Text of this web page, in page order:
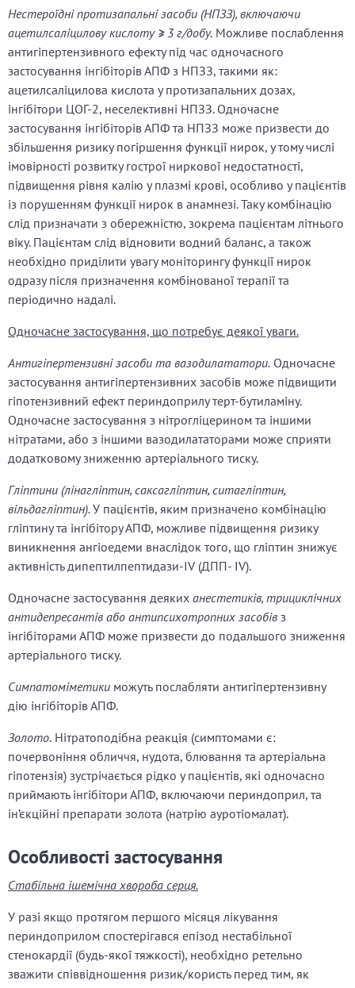
Нестероїдні протизапальні засоби (НПЗЗ), включаючи
ацетилсаліцилову кислоту ≥ 3 г/добу. Можливе послаблення
антигіпертензивного ефекту під час одночасного
застосування інгібіторів АПФ з НПЗЗ, такими як:
ацетилсаліцилова кислота у протизапальних дозах,
інгібітори ЦОГ‑2, неселективні НПЗЗ. Одночасне
застосування інгібіторів АПФ та НПЗЗ може призвести до
збільшення ризику погіршення функції нирок, у тому числі
імовірності розвитку гострої ниркової недостатності,
підвищення рівня калію у плазмі крові, особливо у пацієнтів
із порушенням функції нирок в анамнезі. Таку комбінацію
слід призначати з обережністю, зокрема пацієнтам літнього
віку. Пацієнтам слід відновити водний баланс, а також
необхідно приділити увагу моніторингу функції нирок
одразу після призначення комбінованої терапії та
періодично надалі.
Одночасне застосування, що потребує деякої уваги.
Антигіпертензивні засоби та вазодилататори. Одночасне
застосування антигіпертензивних засобів може підвищити
гіпотензивний ефект периндоприлу терт-бутиламіну.
Одночасне застосування з нітрогліцерином та іншими
нітратами, або з іншими вазодилататорами може сприяти
додатковому зниженню артеріального тиску.
Гліптини (лінагліптин, саксагліптин, ситагліптин,
вільдагліптин).У пацієнтів, яким призначено комбінацію
гліптину та інгібітору АПФ, можливе підвищення ризику
виникнення ангіоедеми внаслідок того, що гліптин знижує
активність дипептилпептидази-ІV (ДПП- ІV).
Одночасне застосування деяких анестетиків, трициклічних
антидепресантів або антипсихотропних засобів з
інгібіторами АПФ може призвести до подальшого зниження
артеріального тиску.
Симпатоміметики можуть послабляти антигіпертензивну
дію інгібіторів АПФ.
Золото. Нітратоподібна реакція (симптомами є:
почервоніння обличчя, нудота, блювання та артеріальна
гіпотензія) зустрічається рідко у пацієнтів, які одночасно
приймають інгібітори АПФ, включаючи периндоприл, та
ін’єкційні препарати золота (натрію ауротіомалат).
Особливості застосування
Стабільна ішемічна хвороба серця.
У разі якщо протягом першого місяця лікування
периндоприлом спостерігався епізод нестабільної
стенокардії (будь-якої тяжкості), необхідно ретельно
зважити співвідношення ризик/користь перед тим, як